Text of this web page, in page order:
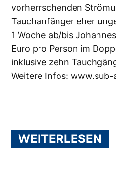
vorherrschenden
Tauchanfänger eher
1 Woche ab/bis
Euro pro Person im
inklusive zehn
Weitere Infos: www.sub-
WEITERLESEN